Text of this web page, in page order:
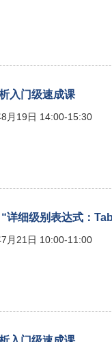
入门级速成课
月19日 14:00-15:30
详细级别表达式：
月21日 10:00-11:00